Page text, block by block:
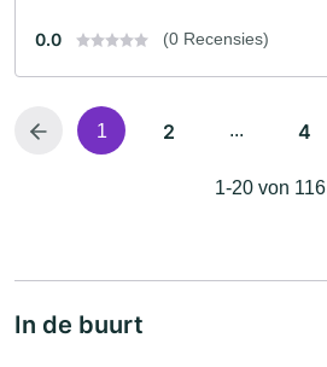
0.0 (0 Recensies)
1 2 ... 4
1-20 von 116
In de buurt